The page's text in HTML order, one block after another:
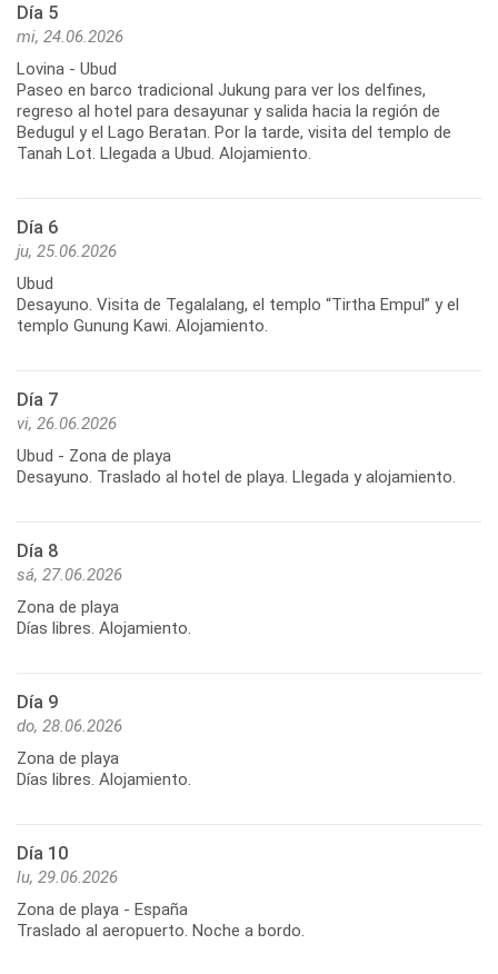
Día 5
mi, 24.06.2026
Lovina - Ubud
Paseo en barco tradicional Jukung para ver los delfines,
regreso al hotel para desayunar y salida hacia la región de
Bedugul y el Lago Beratan. Por la tarde, visita del templo de
Tanah Lot. Llegada a Ubud. Alojamiento.
Día 6
ju, 25.06.2026
Ubud
Desayuno. Visita de Tegalalang, el templo “Tirtha Empul” y el
Día 7
vi, 26.06.2026
Ubud - Zona de playa
Desayuno. Traslado al hotel de playa. Llegada y alojamiento.
Día 8
sá, 27.06.2026
Zona de playa
Días libres. Alojamiento.
Día 9
do, 28.06.2026
Zona de playa
Días libres. Alojamiento.
Día 10
lu, 29.06.2026
Zona de playa - España
Traslado al aeropuerto. Noche a bordo.